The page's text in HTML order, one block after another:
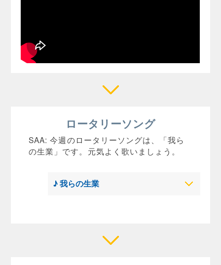
ロータリーソング
SAA: 今週のロータリーソングは、「我ら
の生業」です。元気よく歌いましょう。
♪ 我らの生業